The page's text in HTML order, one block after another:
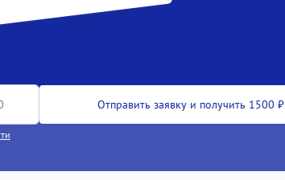
Отправить заявку и получить 1500 ₽